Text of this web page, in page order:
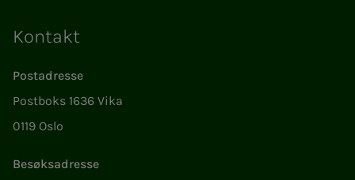
Kontakt
Postadresse
Postboks 1636 Vika
0119 Oslo
Besøksadresse